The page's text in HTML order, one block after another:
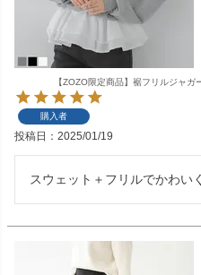
【ZOZO限定商品】裾フリルジャガ
購入者
投稿日 2025/01/19
スウェット＋フリルでかわい